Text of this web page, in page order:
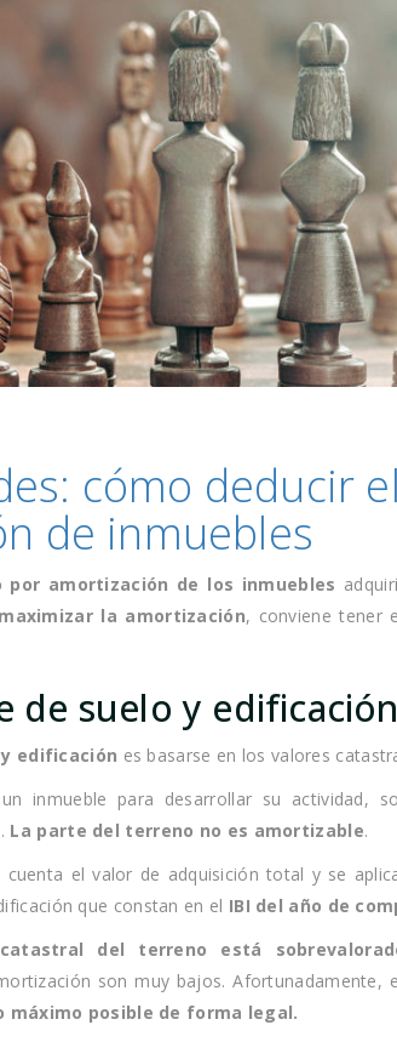
cómo deducir el
de inmuebles
por amortización de los inmuebles
la amortización, conviene tener
de suelo y edificación
edificación es basarse en los valores
inmueble para desarrollar su actividad,
La parte del terreno no es amortizable.
el valor de adquisición total y se
que constan en el IBI del año de
del terreno está
son muy bajos. Afortunadamente,
posible de forma legal.